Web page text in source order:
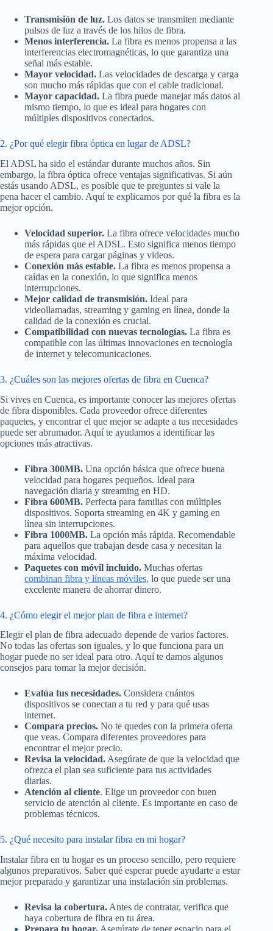
Transmisión de luz. Los datos se transmiten mediante
pulsos de luz a través de los hilos de fibra.
Menos interferencia. La fibra es menos propensa a las
interferencias electromagnéticas, lo que garantiza una
señal más estable.
Mayor velocidad. Las velocidades de descarga y carga
son mucho más rápidas que con el cable tradicional.
Mayor capacidad. La fibra puede manejar más datos al
mismo tiempo, lo que es ideal para hogares con
múltiples dispositivos conectados.
2. ¿Por qué elegir fibra óptica en lugar de ADSL?
El ADSL ha sido el estándar durante muchos años. Sin
embargo, la fibra óptica ofrece ventajas significativas. Si aún
estás usando ADSL, es posible que te preguntes si vale la
pena hacer el cambio. Aquí te explicamos por qué la fibra es la
mejor opción.
Velocidad superior. La fibra ofrece velocidades mucho
más rápidas que el ADSL. Esto significa menos tiempo
de espera para cargar páginas y videos.
Conexión más estable. La fibra es menos propensa a
caídas en la conexión, lo que significa menos
interrupciones.
Mejor calidad de transmisión. Ideal para
videollamadas, streaming y gaming en línea, donde la
calidad de la conexión es crucial.
Compatibilidad con nuevas tecnologías. La fibra es
compatible con las últimas innovaciones en tecnología
de internet y telecomunicaciones.
3. ¿Cuáles son las mejores ofertas de fibra en Cuenca?
Si vives en Cuenca, es importante conocer las mejores ofertas
de fibra disponibles. Cada proveedor ofrece diferentes
paquetes, y encontrar el que mejor se adapte a tus necesidades
puede ser abrumador. Aquí te ayudamos a identificar las
opciones más atractivas.
Fibra 300MB. Una opción básica que ofrece buena
velocidad para hogares pequeños. Ideal para
navegación diaria y streaming en HD.
Fibra 600MB. Perfecta para familias con múltiples
dispositivos. Soporta streaming en 4K y gaming en
línea sin interrupciones.
Fibra 1000MB. La opción más rápida. Recomendable
para aquellos que trabajan desde casa y necesitan la
máxima velocidad.
Paquetes con móvil incluido. Muchas ofertas
combinan fibra y líneas móviles, lo que puede ser una
excelente manera de ahorrar dinero.
4. ¿Cómo elegir el mejor plan de fibra e internet?
Elegir el plan de fibra adecuado depende de varios factores.
No todas las ofertas son iguales, y lo que funciona para un
hogar puede no ser ideal para otro. Aquí te damos algunos
consejos para tomar la mejor decisión.
Evalúa tus necesidades. Considera cuántos
dispositivos se conectan a tu red y para qué usas
internet.
Compara precios. No te quedes con la primera oferta
que veas. Compara diferentes proveedores para
encontrar el mejor precio.
Revisa la velocidad.Asegúrate de que la velocidad que
ofrezca el plan sea suficiente para tus actividades
diarias.
Atención al cliente. Elige un proveedor con buen
servicio de atención al cliente. Es importante en caso de
problemas técnicos.
5. ¿Qué necesito para instalar fibra en mi hogar?
Instalar fibra en tu hogar es un proceso sencillo, pero requiere
algunos preparativos. Saber qué esperar puede ayudarte a estar
mejor preparado y garantizar una instalación sin problemas.
Revisa la cobertura. Antes de contratar, verifica que
haya cobertura de fibra en tu área.